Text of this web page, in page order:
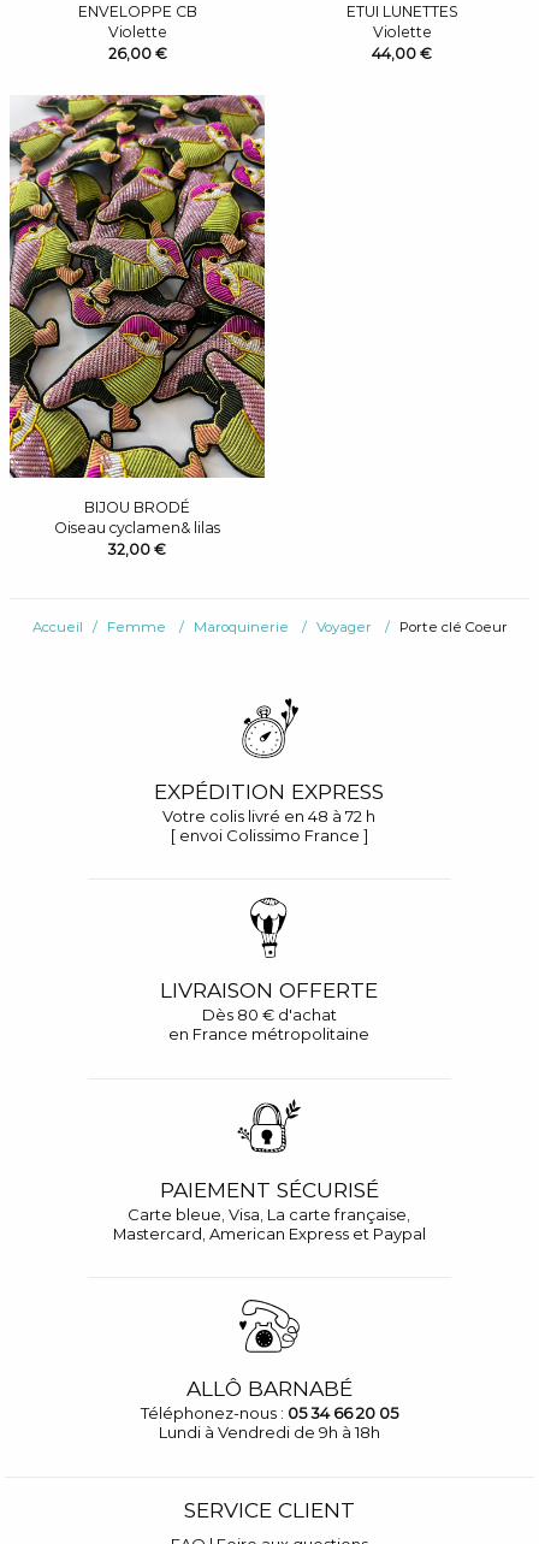
ENVELOPPE CB
Violette
26,00 €
ETUI LUNETTES
Violette
44,00 €
BIJOU BRODÉ
Oiseau cyclamen& lilas
32,00 €
Accueil Femme Maroquinerie Voyager Porte clé Coeur
EXPÉDITION EXPRESS
Votre colis livré en 48 à 72 h
[ envoi Colissimo France ]
LIVRAISON OFFERTE
Dès 80 € d'achat
en France métropolitaine
PAIEMENT SÉCURISÉ
Carte bleue, Visa, La carte française,
Mastercard, American Express et Paypal
ALLÔ BARNABÉ
Téléphonez-nous : 05 34 66 20 05
Lundi à Vendredi de 9h à 18h
SERVICE CLIENT